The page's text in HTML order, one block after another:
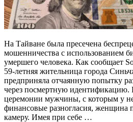
На Тайване была пресечена
мошенничества с использованием
умершего человека. Как сообщает
59-летняя жительница города
предприняла отчаянную попытку
через посмертную идентификацию.
церемонии мужчины, с которым у
финансовые разногласия, женщина
камеру. Имея при себе …